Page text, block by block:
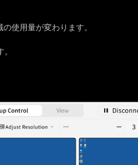
使用量が変わります。